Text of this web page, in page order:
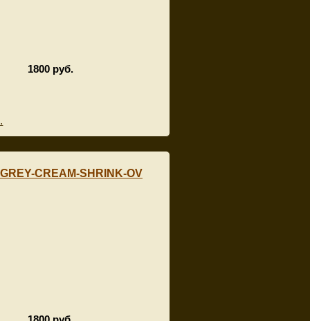
1800 руб.
CREAM-SHRINK-OV